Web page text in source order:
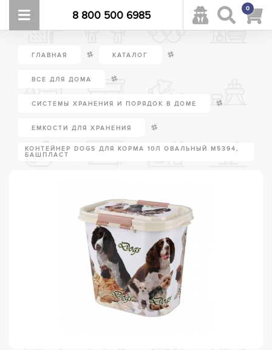
8 800 500 6985
0
ГЛАВНАЯ / КАТАЛОГ /
ВСЕ ДЛЯ ДОМА /
СИСТЕМЫ ХРАНЕНИЯ И ПОРЯДОК В ДОМЕ /
ЕМКОСТИ ДЛЯ ХРАНЕНИЯ /
КОНТЕЙНЕР DOGS ДЛЯ КОРМА 10Л ОВАЛЬНЫЙ М5394,
БАШПЛАСТ